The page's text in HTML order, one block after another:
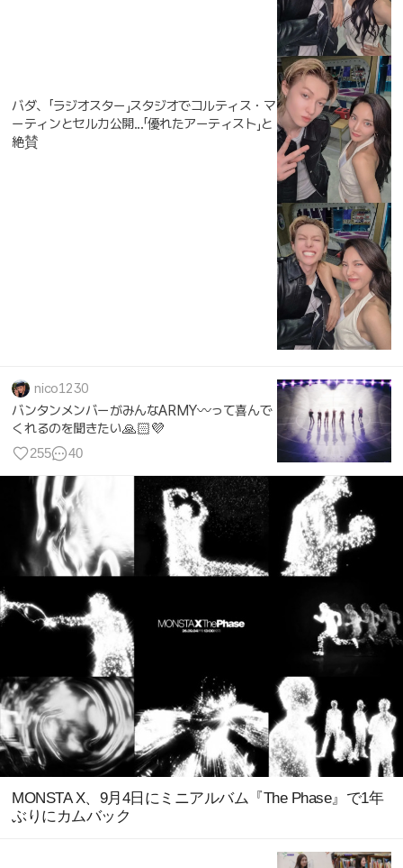
バダ、「ラジオスター」スタジオでコルティス・マ
ーティンとセルカ公開...「優れたアーティスト」と
絶賛
nico1230
バンタンメンバーがみんなARMY〰️って喜んで
くれるのを聞きたい🙏🏻💜
255 40
MONSTA X、9月4日にミニアルバム『The Phase』で1年
ぶりにカムバック